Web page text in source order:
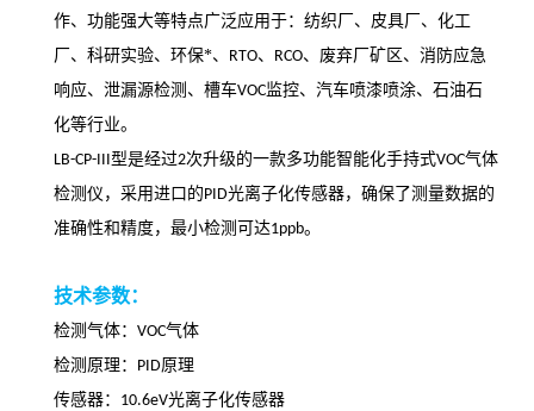
作、功能强大等特点广泛应用于：纺织厂、皮具厂、化工
厂、科研实验、环保*、
RTO、 RCO、废弃厂矿区、消防应急
响应、泄漏源检测、槽车VOC监控、汽车喷漆喷涂、石油石
化等行业。
LB-CP-III 型是经过2次升级的一款多功能智能化手持式VOC气体
检测仪，采用进口的 PID光离子化传感器，确保了测量数据的
准确性和精度，最小检测可达1ppb。
技术参数：
检测气体： VOC气体
检测原理：
PID原理
传感器： 10.6eV光离子化传感器